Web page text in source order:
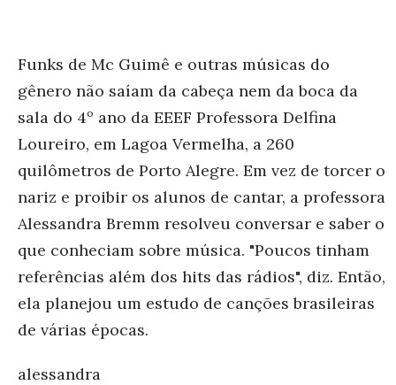
Funks de Mc Guimê e outras músicas do
gênero não saíam da cabeça nem da boca da
sala do 4º ano da EEEF Professora Delfina
Loureiro, em Lagoa Vermelha, a 260
quilômetros de Porto Alegre. Em vez de torcer o
nariz e proibir os alunos de cantar, a professora
Alessandra Bremm resolveu conversar e saber o
que conheciam sobre música. "Poucos tinham
referências além dos hits das rádios", diz. Então,
ela planejou um estudo de canções brasileiras
de várias épocas.
alessandra